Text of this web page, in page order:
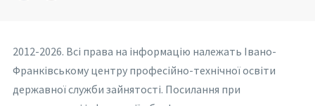
2012-2026. Всі права на інформацію належать Івано-
Франківському центру професійно-технічної освіти
державної служби зайнятості. Посилання при